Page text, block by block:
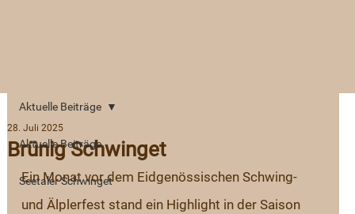
Aktuelle Beiträge
Seetaler Schwinget
Aktuelle Beiträge
Brünig Schwinget
28. Juli 2025
Ein Monat vor dem Eidgenössischen Schwing-
und Älplerfest stand ein Highlight in der Saison